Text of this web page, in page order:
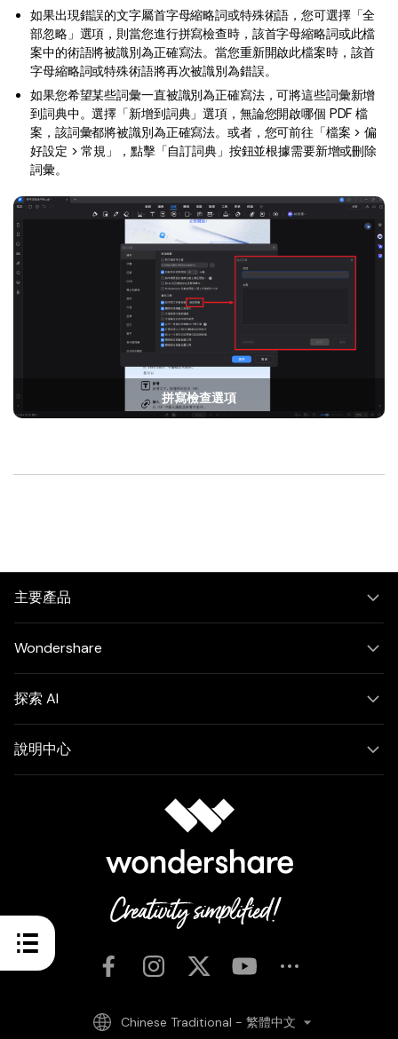
如果出現錯誤的文字屬首字母縮略詞或特殊術語，您可選擇「全
部忽略」選項，則當您進行拼寫檢查時，該首字母縮略詞或此檔
案中的術語將被識別為正確寫法。當您重新開啟此檔案時，該首
字母縮略詞或特殊術語將再次被識別為錯誤。
如果您希望某些詞彙一直被識別為正確寫法，可將這些詞彙新增
到詞典中。選擇「新增到詞典」選項，無論您開啟哪個 PDF 檔
案，該詞彙都將被識別為正確寫法。或者，您可前往「檔案 > 偏
好設定 > 常規」，點擊「自訂詞典」按鈕並根據需要新增或刪除
詞彙。
拼寫檢查選項
主要產品
Wondershare
探索 AI
說明中心
Chinese Traditional - 繁體中文